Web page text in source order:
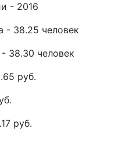
- 2016
- 38.25 человек
38.30 человек
руб.
руб.